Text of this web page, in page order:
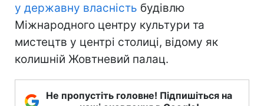
у державну власність будівлю
Міжнародного центру культури та
мистецтв у центрі столиці, відому як
колишній Жовтневий палац.
Не пропустіть головне! Підпишіться на